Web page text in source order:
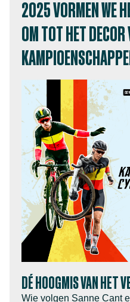
2025 VORMEN WE
OM TOT HET
DÉ HOOGMIS VAN HET
Wie volgen Sanne Cant